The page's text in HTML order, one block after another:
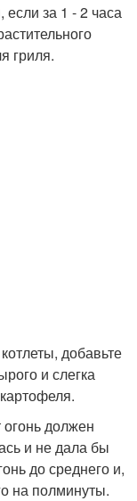
за 1 - 2 часа
гриля.
добавьте
и слегка
должен
и не дала бы
до среднего и,
на полминуты.